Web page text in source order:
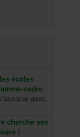
écoles
cadre
avec
cherche ses
!